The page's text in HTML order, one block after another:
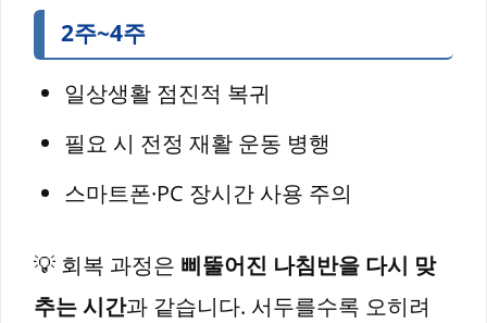
2주~4주
일상생활 점진적 복귀
필요 시 전정 재활 운동 병행
스마트폰·PC 장시간 사용 주의
💡 회복 과정은 삐뚤어진 나침반을 다시 맞
추는 시간과 같습니다. 서두를수록 오히려